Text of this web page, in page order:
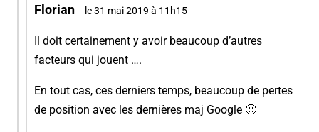
Florian le 31 mai 2019 à 11h15
Il doit certainement y avoir beaucoup d’autres
facteurs qui jouent ….
En tout cas, ces derniers temps, beaucoup de pertes
de position avec les dernières maj Google 🙁